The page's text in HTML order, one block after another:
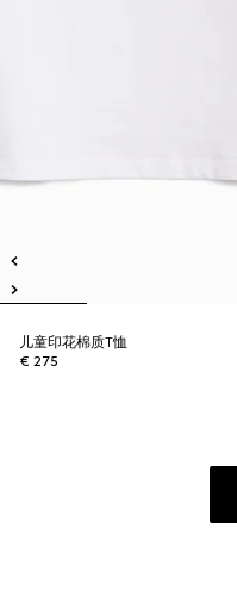
儿童印花棉质T恤
€ 275